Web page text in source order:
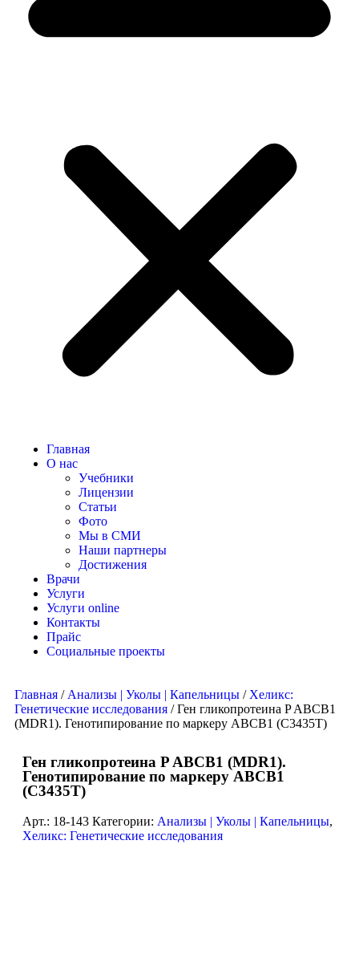
Главная
О нас
Учебники
Лицензии
Статьи
Фото
Мы в СМИ
Наши партнеры
Достижения
Врачи
Услуги
Услуги online
Контакты
Прайс
Социальные проекты
Главная / Анализы | Уколы | Капельницы / Хеликс:
Генетические исследования / Ген гликопротеина P ABCB1
(MDR1). Генотипирование по маркеру ABCB1 (С3435Т)
Ген гликопротеина P ABCB1 (MDR1).
Генотипирование по маркеру ABCB1
(С3435Т)
Арт.: 18-143 Категории: Анализы | Уколы | Капельницы,
Хеликс: Генетические исследования